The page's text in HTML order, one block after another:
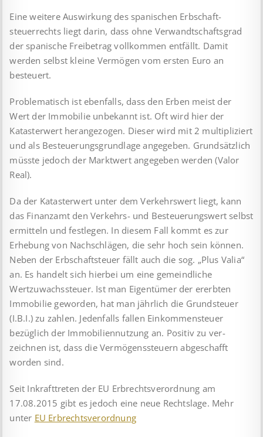
Eine weitere Auswirkung des spanischen Erbschaft­
steuerrechts liegt darin, dass ohne Verwandtschafts­grad
der spanische Freibetrag vollkommen entfällt. Damit
werden selbst kleine Vermögen vom ersten Euro an
besteuert.
Problematisch ist ebenfalls, dass den Erben meist der
Wert der Immobilie unbekannt ist. Oft wird hier der
Katasterwert herangezogen. Dieser wird mit 2 multi­pli­ziert
und als Besteuerungsgrundlage angegeben. Grund­sätz­lich
müsste jedoch der Marktwert angegeben werden (Valor
Real).
Da der Katasterwert unter dem Verkehrswert liegt, kann
das Finanzamt den Verkehrs- und Besteuerungswert selbst
ermitteln und festlegen. In diesem Fall kommt es zur
Erhebung von Nachschlägen, die sehr hoch sein kön­nen.
Neben der Erbschaftsteuer fällt auch die sog. „Plus Valia“
an. Es handelt sich hierbei um eine gemeindliche
Wertzuwachssteuer. Ist man Eigentümer der ererbten
Immobilie geworden, hat man jährlich die Grundsteuer
(I.B.I.) zu zahlen. Jedenfalls fallen Einkommensteuer
bezüglich der Immobiliennutzung an. Positiv zu ver­
zeichnen ist, dass die Vermögenssteuern abgeschafft
worden sind.
Seit Inkrafttreten der EU Erbrechtsverordnung am
17.08.2015 gibt es jedoch eine neue Rechtslage. Mehr
unter EU Erbrechtsverordnung